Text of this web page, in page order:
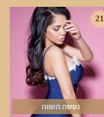
21
נטשה השווה